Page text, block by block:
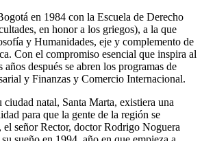
en 1984 con la Escuela de Derecho
en honor a los griegos), a la que
y Humanidades, eje y complemento de
Con el compromiso esencial que inspira al
después se abren los programas de
y Finanzas y Comercio Internacional.
ciudad natal, Santa Marta, existiera una
para que la gente de la región se
el señor Rector, doctor Rodrigo Noguera